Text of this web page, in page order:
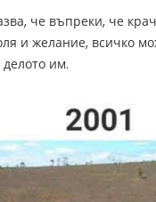
че въпреки, че
и желание, всичко
им.